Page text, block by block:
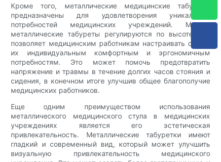
Кроме того, металлические медицинские табуреты
предназначены для удовлетворения уникальных
потребностей медицинских учреждений. Многие
металлические табуреты регулируются по высоте, что
позволяет медицинским работникам настраивать стул к
их индивидуальным комфортным и эргономичным
потребностям. Это может помочь предотвратить
напряжение и травмы в течение долгих часов стояния и
сидения, в конечном итоге улучшив общее благополучие
медицинских работников.
Еще одним преимуществом использования
металлического медицинского стула в медицинских
учреждениях является его эстетическая
привлекательность. Металлические табуретки имеют
гладкий и современный вид, который может улучшить
визуальную привлекательность медицинского